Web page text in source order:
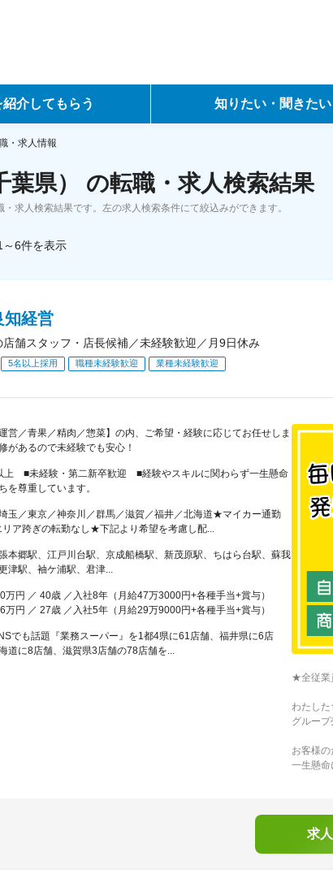
介してもらう
ービス
ス
知りたい・聞きたい
データで見る転職
・求人情報
葉県） の転職・求人検索結果
求人検索結果です。左の求人検索条件にて絞込みができます。
～6件を表示
知経営
舗スタッフ・店長候補／未経験歓迎／月9日休み
5名以上採用 職種未経験歓迎 業種未経験歓迎
運営／青果／精肉／惣菜】の内、ご希望・経験に応じてお任せしま
があるので未経験でも安心！
上 ■未経験・第二新卒歓迎 ■経験やスキルに関わらず一生懸命
を尊重しています。
玉／東京／神奈川／群馬／滋賀／福井／北海道★マイカー通勤
リア跨ぎの転勤なし★下記より希望を考慮し配...
本郷駅、江戸川台駅、京成船橋駅、新茂原駅、ちはら台駅、蘇我
津駅、袖ケ浦駅、君津...
万円 ／ 40歳 ／入社8年（月給47万3000円+各種手当+賞与）
万円 ／ 27歳 ／入社5年（月給29万9000円+各種手当+賞与）
でも話題『業務スーパー』を1都4県に61店舗、福井県に6店
道に8店舗、滋賀県3店舗の78店舗を...
★全従業
わたし
グループ
お客様の
一生懸命
求